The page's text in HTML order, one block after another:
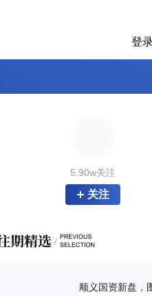
登
5.90w关注
关注
顺义国资新盘，